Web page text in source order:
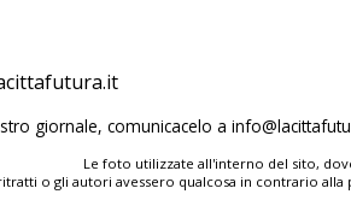
giornale, comunicacelo a
Le foto utilizzate all'interno del sito,
o gli autori avessero qualcosa in contrario